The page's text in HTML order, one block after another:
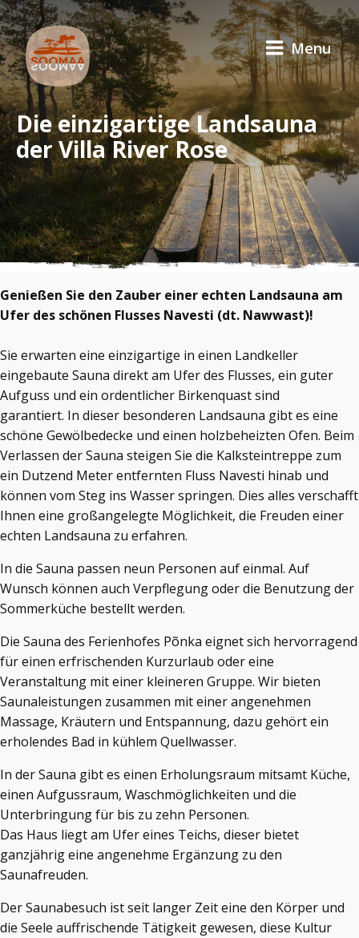
Menu
Die einzigartige Landsauna
der Villa River Rose
Genießen Sie den Zauber einer echten Landsauna am
Ufer des schönen Flusses Navesti (dt. Nawwast)!
Sie erwarten eine einzigartige in einen Landkeller
eingebaute Sauna direkt am Ufer des Flusses, ein guter
Aufguss und ein ordentlicher Birkenquast sind
garantiert. In dieser besonderen Landsauna gibt es eine
schöne Gewölbedecke und einen holzbeheizten Ofen. Beim
Verlassen der Sauna steigen Sie die Kalksteintreppe zum
ein Dutzend Meter entfernten Fluss Navesti hinab und
können vom Steg ins Wasser springen. Dies alles verschafft
Ihnen eine großangelegte Möglichkeit, die Freuden einer
echten Landsauna zu erfahren.
In die Sauna passen neun Personen auf einmal. Auf
Wunsch können auch Verpflegung oder die Benutzung der
Sommerküche bestellt werden.
Die Sauna des Ferienhofes Põnka eignet sich hervorragend
für einen erfrischenden Kurzurlaub oder eine
Veranstaltung mit einer kleineren Gruppe. Wir bieten
Saunaleistungen zusammen mit einer angenehmen
Massage, Kräutern und Entspannung, dazu gehört ein
erholendes Bad in kühlem Quellwasser.
In der Sauna gibt es einen Erholungsraum mitsamt Küche,
einen Aufgussraum, Waschmöglichkeiten und die
Unterbringung für bis zu zehn Personen.
Das Haus liegt am Ufer eines Teichs, dieser bietet
ganzjährig eine angenehme Ergänzung zu den
Saunafreuden.
Der Saunabesuch ist seit langer Zeit eine den Körper und
die Seele auffrischende Tätigkeit gewesen, diese Kultur